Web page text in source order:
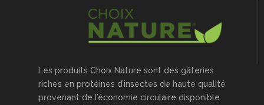
Les produits Choix Nature sont des gâteries
riches en protéines d’insectes de haute qualité
provenant de l’économie circulaire disponible